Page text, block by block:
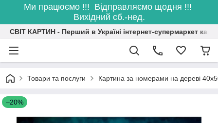
Ми працюємо !!! Відправляємо щодня !!!
Вихідний сб.-нед.
СВІТ КАРТИН - Перший в Україні інтернет-супермаркет
Товари та послуги Картина за номерами на дереві
–20%